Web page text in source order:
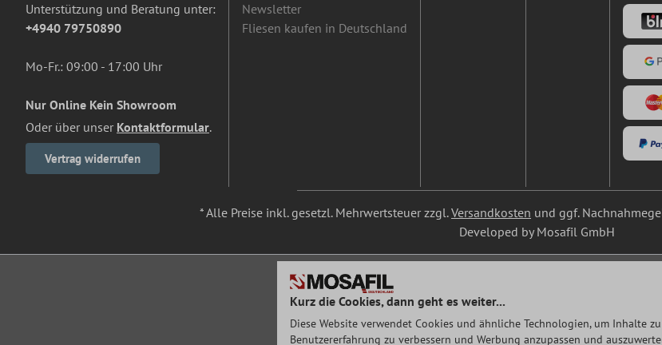
Unterstützung und Beratung unter:
+4940 79750890
Mo-Fr.: 09:00 - 17:00 Uhr
Nur Online Kein Showroom
Oder über unser Kontaktformular.
Vertrag widerrufen
Newsletter
Fliesen kaufen in Deutschland
* Alle Preise inkl. gesetzl. Mehrwertsteuer zzgl.Versandkosten und ggf.
Developed by Mosafil GmbH
Kurz die Cookies, dann geht es weiter...
Diese Website verwendet Cookies und ähnliche Technologien, um Inhalte
Benutzererfahrung zu verbessern und Werbung anzupassen und